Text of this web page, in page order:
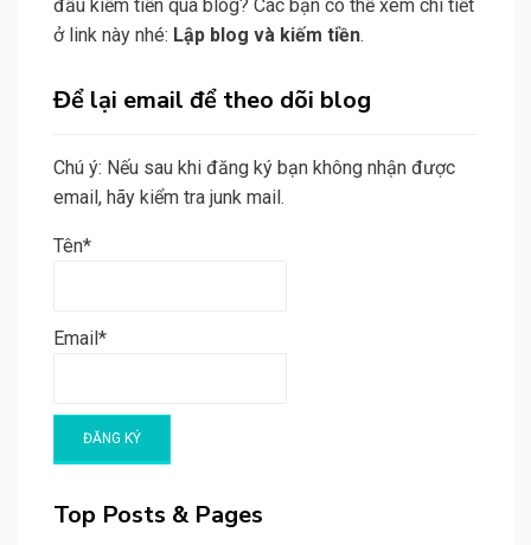
đầu kiếm tiền qua blog? Các bạn có thể xem chi tiết
ở link này nhé: Lập blog và kiếm tiền.
Để lại email để theo dõi blog
Chú ý: Nếu sau khi đăng ký bạn không nhận được
email, hãy kiểm tra junk mail.
Tên*
Email*
Top Posts & Pages